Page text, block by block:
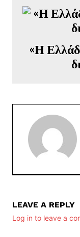
«Η
LEAVE A REPLY
Log in to leave a